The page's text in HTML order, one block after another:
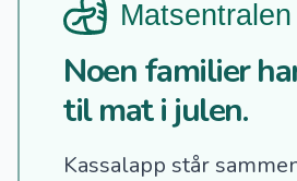
Noen familier
til mat i julen.
Kassalapp står